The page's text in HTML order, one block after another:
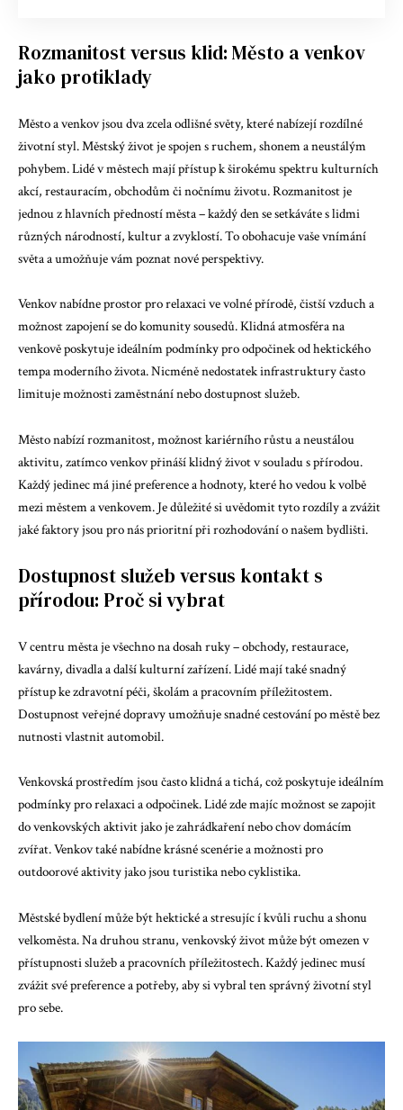
Rozmanitost versus klid: Město a venkov
jako protiklady
Město a venkov jsou dva zcela odlišné světy, které nabízejí rozdílné
životní styl. Městský život je spojen s ruchem, shonem a neustálým
pohybem. Lidé v městech mají přístup k širokému spektru kulturních
akcí, restauracím, obchodům či nočnímu životu. Rozmanitost je
jednou z hlavních předností města – každý den se setkáváte s lidmi
různých národností, kultur a zvyklostí. To obohacuje vaše vnímání
světa a umožňuje vám poznat nové perspektivy.
Venkov nabídne prostor pro relaxaci ve volné přírodě, čistší vzduch a
možnost zapojení se do komunity sousedů. Klidná atmosféra na
venkově poskytuje ideálním podmínky pro odpočinek od hektického
tempa moderního života. Nicméně nedostatek infrastruktury často
limituje možnosti zaměstnání nebo dostupnost služeb.
Město nabízí rozmanitost, možnost kariérního růstu a neustálou
aktivitu, zatímco venkov přináší klidný život v souladu s přírodou.
Každý jedinec má jiné preference a hodnoty, které ho vedou k volbě
mezi městem a venkovem. Je důležité si uvědomit tyto rozdíly a zvážit
jaké faktory jsou pro nás prioritní při rozhodování o našem bydlišti.
Dostupnost služeb versus kontakt s
přírodou: Proč si vybrat
V centru města je všechno na dosah ruky – obchody, restaurace,
kavárny, divadla a další kulturní zařízení. Lidé mají také snadný
přístup ke zdravotní péči, školám a pracovním příležitostem.
Dostupnost veřejné dopravy umožňuje snadné cestování po městě bez
nutnosti vlastnit automobil.
Venkovská prostředím jsou často klidná a tichá, což poskytuje ideálním
podmínky pro relaxaci a odpočinek. Lidé zde majíc možnost se zapojit
do venkovských aktivit jako je zahrádkaření nebo chov domácím
zvířat. Venkov také nabídne krásné scenérie a možnosti pro
outdoorové aktivity jako jsou turistika nebo cyklistika.
Městské bydlení může být hektické a stresujíc í kvůli ruchu a shonu
velkoměsta. Na druhou stranu, venkovský život může být omezen v
přístupnosti služeb a pracovních příležitostech. Každý jedinec musí
zvážit své preference a potřeby, aby si vybral ten správný životní styl
pro sebe.